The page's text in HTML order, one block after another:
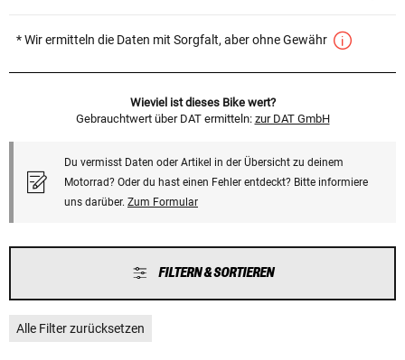
* Wir ermitteln die Daten mit Sorgfalt, aber ohne Gewähr
Wieviel ist dieses Bike wert?
Gebrauchtwert über DAT ermitteln: zur DAT GmbH
Du vermisst Daten oder Artikel in der Übersicht zu deinem
Motorrad? Oder du hast einen Fehler entdeckt? Bitte informiere
uns darüber. Zum Formular
FILTERN & SORTIEREN
Alle Filter zurücksetzen